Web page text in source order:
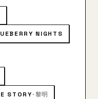
esta historia
Takeshi
tiene una difícil
nocturnos y
por su
NIGHTS
STORY·黎明